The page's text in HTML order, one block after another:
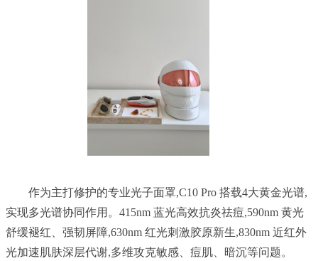
实现多光谱协同作用。415nm 蓝光高效抗炎祛痘,590nm 黄光
舒缓褪红、强韧屏障,630nm 红光刺激胶原新生,830nm 近红外